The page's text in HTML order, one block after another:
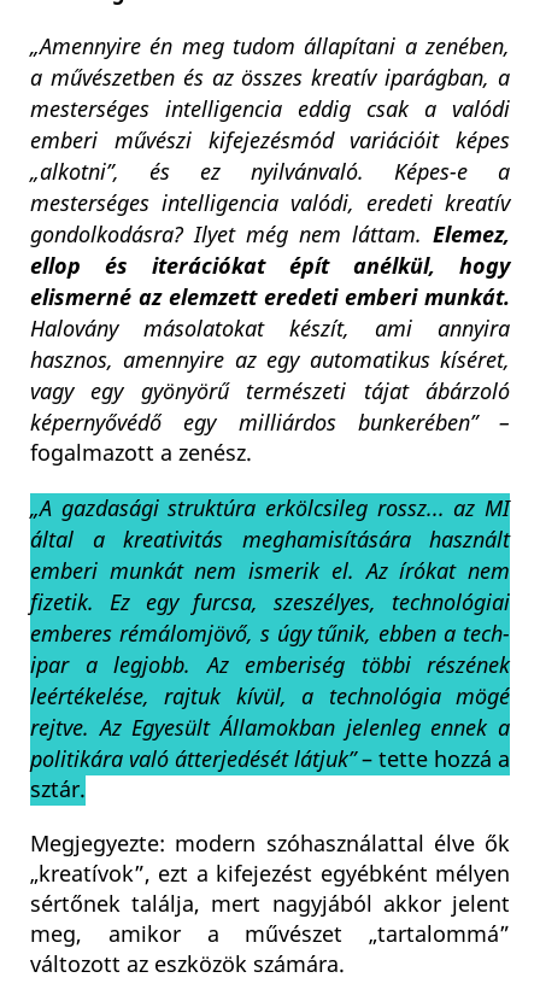
„Amennyire én meg tudom állapítani a zenében,
a művészetben és az összes kreatív iparágban, a
mesterséges intelligencia eddig csak a valódi
emberi művészi kifejezésmód variációit képes
„alkotni”, és ez nyilvánvaló. Képes-e a
mesterséges intelligencia valódi, eredeti kreatív
gondolkodásra? Ilyet még nem láttam. Elemez,
ellop és iterációkat épít anélkül, hogy
elismerné az elemzett eredeti emberi munkát.
Halovány másolatokat készít, ami annyira
hasznos, amennyire az egy automatikus kíséret,
vagy egy gyönyörű természeti tájat ábárzoló
képernyővédő egy milliárdos bunkerében” –
fogalmazott a zenész.
„A gazdasági struktúra erkölcsileg rossz... az MI
által a kreativitás meghamisítására használt
emberi munkát nem ismerik el. Az írókat nem
fizetik. Ez egy furcsa, szeszélyes, technológiai
emberes rémálomjövő, s úgy tűnik, ebben a tech-
ipar a legjobb. Az emberiség többi részének
leértékelése, rajtuk kívül, a technológia mögé
rejtve. Az Egyesült Államokban jelenleg ennek a
politikára való átterjedését látjuk”– tette hozzá a
sztár.
Megjegyezte: modern szóhasználattal élve ők
„kreatívok”, ezt a kifejezést egyébként mélyen
sértőnek találja, mert nagyjából akkor jelent
meg, amikor a művészet „tartalommá”
változott az eszközök számára.